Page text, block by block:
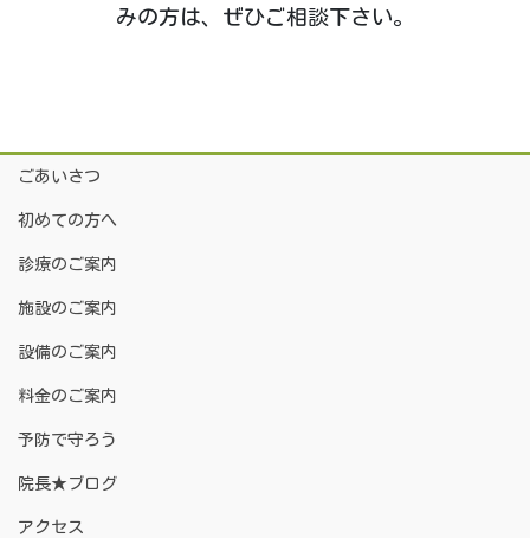
みの方は、ぜひご相談下さい。
ごあいさつ
初めての方へ
診療のご案内
施設のご案内
設備のご案内
料金のご案内
予防で守ろう
院長★ブログ
アクセス